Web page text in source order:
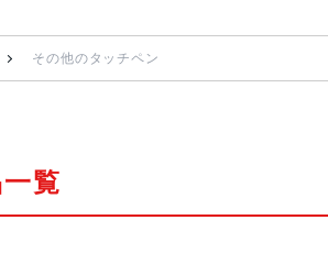
その他のタッチペン
覧